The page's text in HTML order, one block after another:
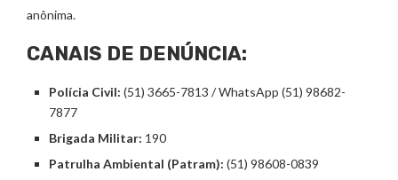
anônima.
CANAIS DE DENÚNCIA:
Polícia Civil: (51) 3665-7813 / WhatsApp (51) 98682-
7877
Brigada Militar: 190
Patrulha Ambiental (Patram): (51) 98608-0839